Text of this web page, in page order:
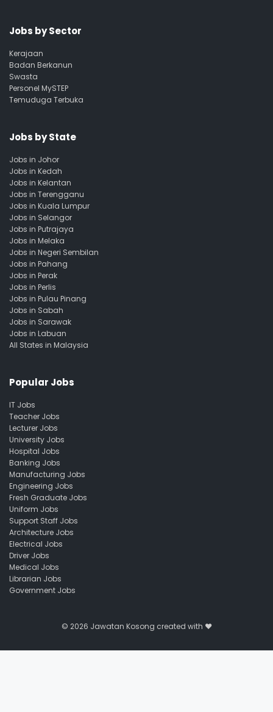
Jobs by Sector
Kerajaan
Badan Berkanun
Swasta
Personel MySTEP
Temuduga Terbuka
Jobs by State
Jobs in Johor
Jobs in Kedah
Jobs in Kelantan
Jobs in Terengganu
Jobs in Kuala Lumpur
Jobs in Selangor
Jobs in Putrajaya
Jobs in Melaka
Jobs in Negeri Sembilan
Jobs in Pahang
Jobs in Perak
Jobs in Perlis
Jobs in Pulau Pinang
Jobs in Sabah
Jobs in Sarawak
Jobs in Labuan
All States in Malaysia
Popular Jobs
IT Jobs
Teacher Jobs
Lecturer Jobs
University Jobs
Hospital Jobs
Banking Jobs
Manufacturing Jobs
Engineering Jobs
Fresh Graduate Jobs
Uniform Jobs
Support Staff Jobs
Architecture Jobs
Electrical Jobs
Driver Jobs
Medical Jobs
Librarian Jobs
Government Jobs
© 2026 Jawatan Kosong created with ❤️️